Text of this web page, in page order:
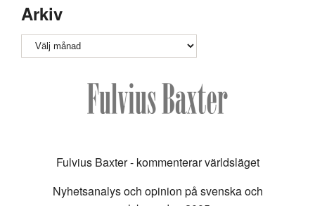
Arkiv
Arkiv
Fulvius Baxter - kommenterar världsläget
Nyhetsanalys och opinion på svenska och